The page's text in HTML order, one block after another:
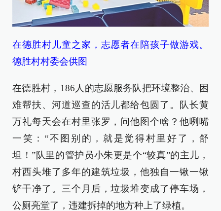
在德胜村儿童之家，志愿者在陪孩子做游戏。
德胜村村委会供图
在德胜村，186人的志愿服务队把环境整治、困
难帮扶、河道巡查的活儿都给包圆了。队长黄
万礼每天会在村里张罗，问他图个啥？他咧嘴
一笑：“不图别的，就是觉得村里好了，舒
坦！”队里的管护员小朱更是个“较真”的主儿，
村西头堆了多年的建筑垃圾，他独自一锹一锹
铲干净了。三个月后，垃圾堆变成了停车场，
公厕亮堂了，违建拆掉的地方种上了绿植。